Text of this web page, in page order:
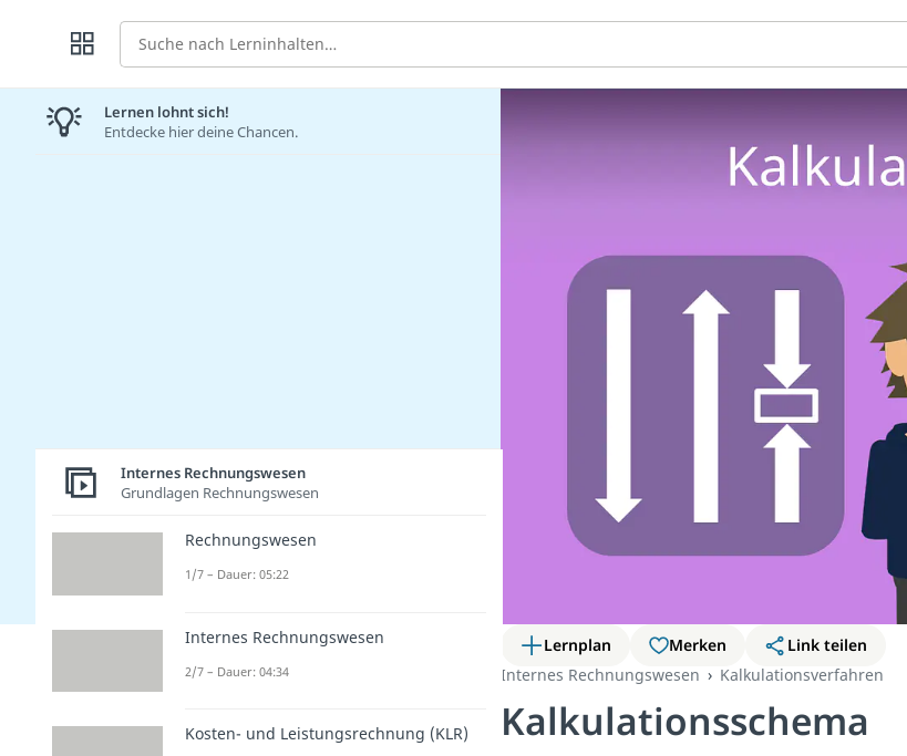
Suche
Lernplan Merken
Link teilen
Internes Rechnungswesen
Kalkulationsverfahren
Kalkulationsschema
Lernen lohnt sich!
Entdecke hier deine Chancen.
Internes Rechnungswesen
Grundlagen Rechnungswesen
Rechnungswesen
1/7 – Dauer: 05:22
Internes Rechnungswesen
2/7 – Dauer: 04:34
Kosten- und Leistungsrechnung (KLR)